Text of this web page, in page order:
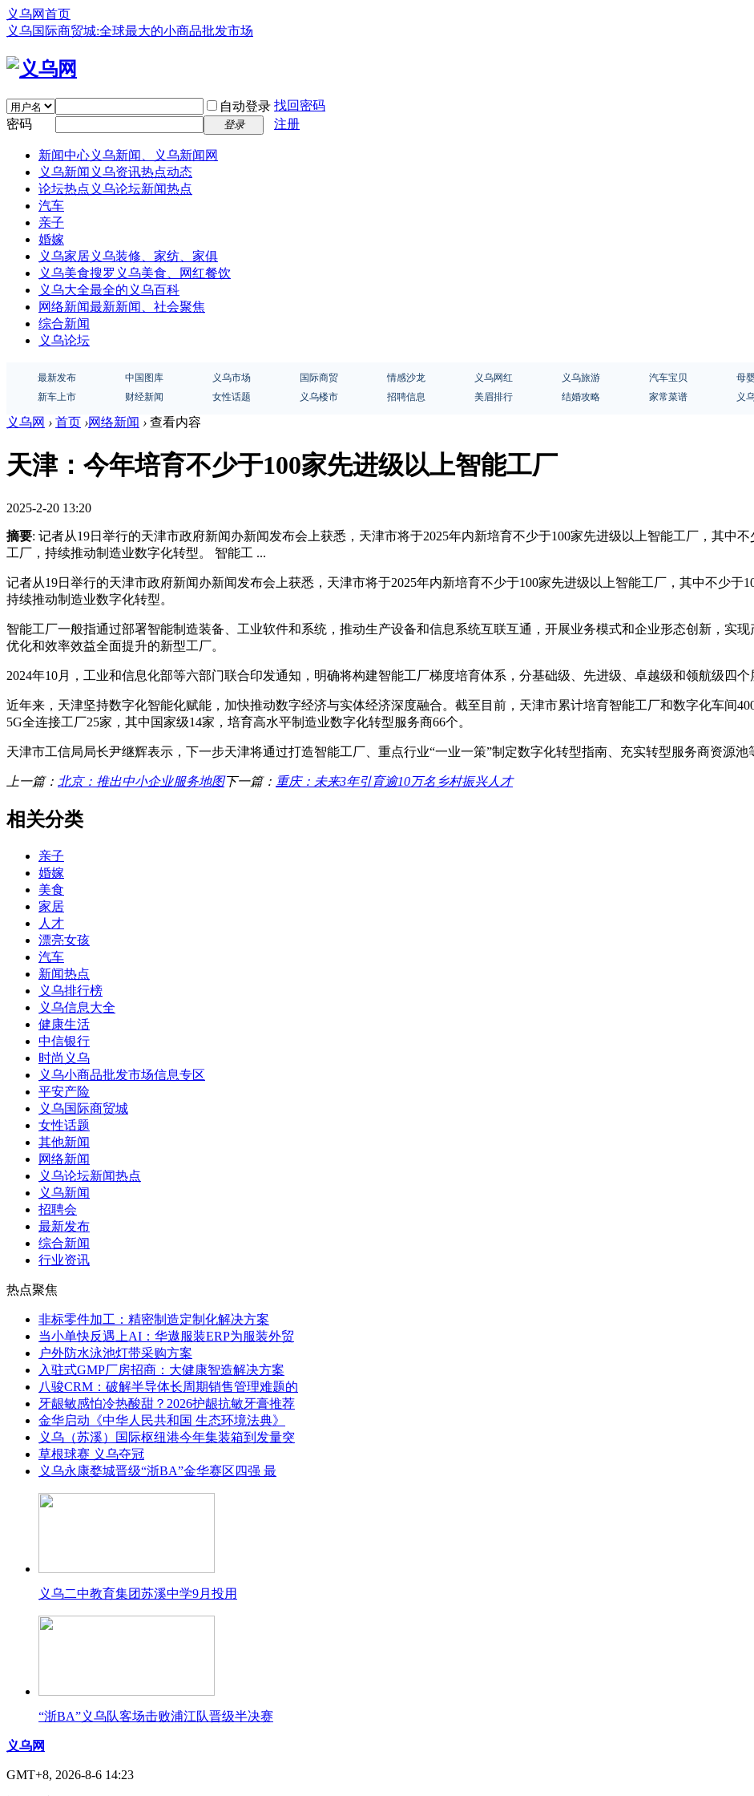
义乌网首页
义乌国际商贸城:全球最大的小商品批发市场
自动登录 找回密码
密码
登录 注册
新闻中心义乌新闻、义乌新闻网
义乌新闻 义乌资讯热点动态
论坛热点 义乌论坛新闻热点
汽车
亲子
婚嫁
义乌家居义乌装修、家纺、家俱
义乌美食搜罗义乌美食、网红餐饮
义乌大全最全的义乌百科
网络新闻最新新闻、社会聚焦
综合新闻
义乌论坛
最新发布 中国图库 义乌市场 国际商贸 情感沙龙 义乌网红 义乌旅游 汽车宝贝 母
新车上市
财经新闻 女性话题 义乌楼市 招聘信息 美眉排行 结婚攻略 家常菜谱 义
义乌网 › 首页 ›网络新闻 › 查看内容
天津：今年培育不少于100家先进级以上智能工厂
2025-2-20 13:20
摘要: 记者从19日举行的天津市政府新闻办新闻发布会上获悉，天津市将于2025年内新培育不少于100家先进级以上智能工厂，其中
工厂，持续推动制造业数字化转型。 智能工 ...
记者从19日举行的天津市政府新闻办新闻发布会上获悉，天津市将于2025年内新培育不少于100家先进级以上智能工厂，其中不少于
持续推动制造业数字化转型。
智能工厂一般指通过部署智能制造装备、工业软件和系统，推动生产设备和信息系统互联互通，开展业务模式和企业形态创新，实
优化和效率效益全面提升的新型工厂。
2024年10月，工业和信息化部等六部门联合印发通知，明确将构建智能工厂梯度培育体系，分基础级、先进级、卓越级和领航级四个
近年来，天津坚持数字化智能化赋能，加快推动数字经济与实体经济深度融合。截至目前，天津市累计培育智能工厂和数字化车间
5G全连接工厂25家，其中国家级14家，培育高水平制造业数字化转型服务商66个。
天津市工信局局长尹继辉表示，下一步天津将通过打造智能工厂、重点行业“一业一策”制定数字化转型指南、充实转型服务商资源池
上一篇： 北京：推出中小企业服务地图下一篇： 重庆：未来3年引育逾10万名乡村振兴人才
相关分类
亲子
婚嫁
美食
家居
人才
漂亮女孩
汽车
新闻热点
义乌排行榜
义乌信息大全
健康生活
中信银行
时尚义乌
义乌小商品批发市场信息专区
平安产险
义乌国际商贸城
女性话题
其他新闻
网络新闻
义乌论坛新闻热点
义乌新闻
招聘会
最新发布
综合新闻
行业资讯
热点聚焦
非标零件加工：精密制造定制化解决方案
当小单快反遇上AI：华遨服装ERP为服装外贸
户外防水泳池灯带采购方案
入驻式GMP厂房招商：大健康智造解决方案
八骏CRM：破解半导体长周期销售管理难题的
牙龈敏感怕冷热酸甜？2026护龈抗敏牙膏推荐
金华启动《中华人民共和国 生态环境法典》
义乌（苏溪）国际枢纽港今年集装箱到发量突
草根球赛 义乌夺冠
义乌永康婺城晋级“浙BA”金华赛区四强 最
义乌二中教育集团苏溪中学9月投用
“浙BA”义乌队客场击败浦江队晋级半决赛
义乌网
GMT+8, 2026-8-6 14:23